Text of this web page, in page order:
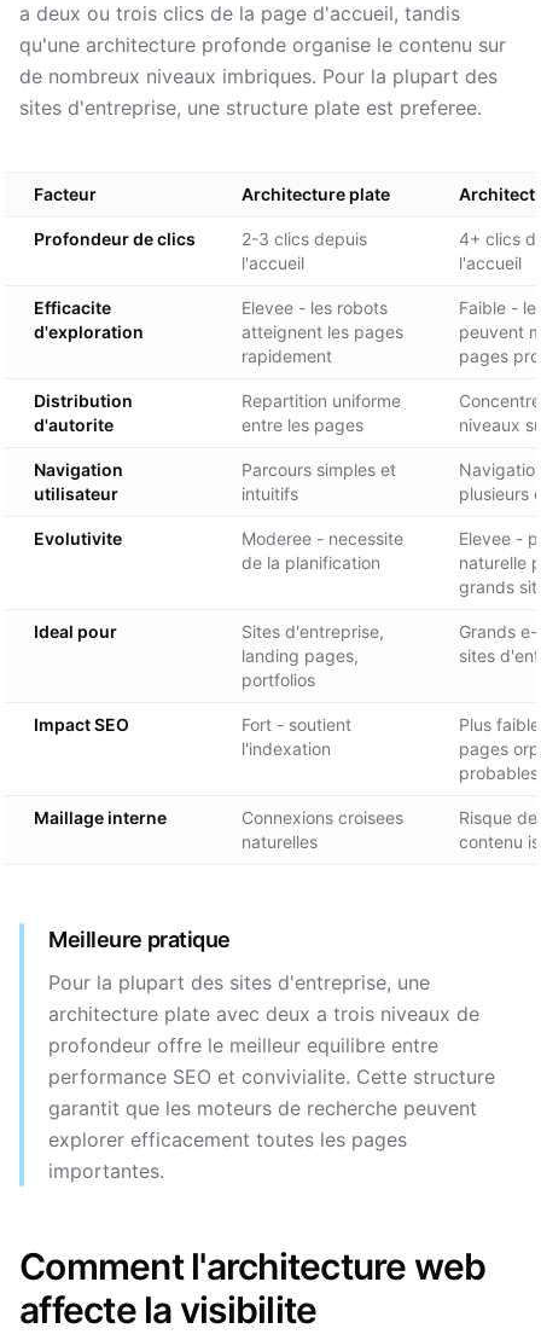
a deux ou trois clics de la page d'accueil, tandis
qu'une architecture profonde organise le contenu sur
de nombreux niveaux imbriques. Pour la plupart des
sites d'entreprise, une structure plate est preferee.
Facteur Architecture plate
Profondeur de clics
2-3 clics depuis
l'accueil
4+ clics
l'accueil
Efficacite
d'exploration
Elevee - les robots
atteignent les pages
rapidement
Faible -
peuvent
pages
Distribution
d'autorite
Repartition uniforme
entre les pages
niveaux
Navigation
utilisateur
Parcours simples et
intuitifs
plusieurs
Evolutivite
Moderee - necessite
de la planification
Elevee -
naturelle
grands
Ideal pour
Sites d'entreprise,
landing pages,
portfolios
Grands
sites
Impact SEO
Fort - soutient
l'indexation
Plus
pages
probables
Maillage interne
Connexions croisees
naturelles
Risque
contenu
Meilleure pratique
Pour la plupart des sites d'entreprise, une
architecture plate avec deux a trois niveaux de
profondeur offre le meilleur equilibre entre
performance SEO et convivialite. Cette structure
garantit que les moteurs de recherche peuvent
explorer efficacement toutes les pages
importantes.
Comment l'architecture web
affecte la visibilite